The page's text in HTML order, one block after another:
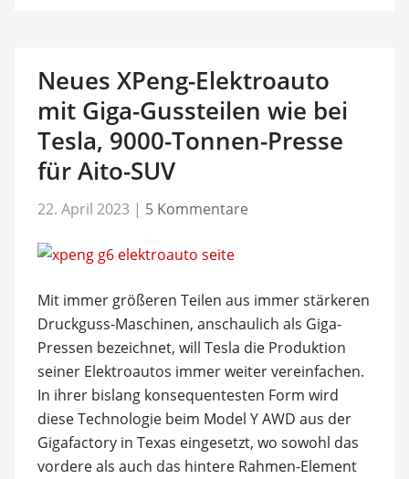
Neues XPeng-Elektroauto
mit Giga-Gussteilen wie bei
Tesla, 9000-Tonnen-Presse
für Aito-SUV
22. April 2023 | 5 Kommentare
Mit immer größeren Teilen aus immer stärkeren
Druckguss-Maschinen, anschaulich als Giga-
Pressen bezeichnet, will Tesla die Produktion
seiner Elektroautos immer weiter vereinfachen.
In ihrer bislang konsequentesten Form wird
diese Technologie beim Model Y AWD aus der
Gigafactory in Texas eingesetzt, wo sowohl das
vordere als auch das hintere Rahmen-Element